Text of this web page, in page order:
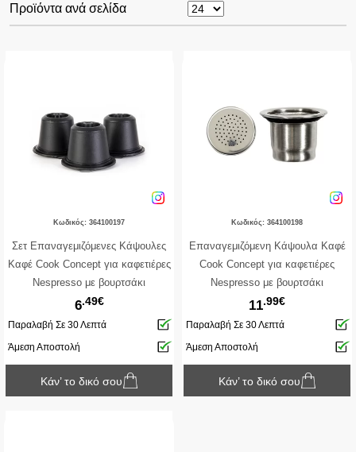
Προϊόντα ανά σελίδα
Κωδικός: 364100197
Σετ Επαναγεμιζόμενες Κάψουλες
Καφέ Cook Concept για καφετιέρες
Nespresso με βουρτσάκι
καθαρισμού και δοσομετρικό κουτάλι
- 5 τεμάχια
6.49€
Παραλαβή Σε 30 Λεπτά
Άμεση Αποστολή
Κάν’ το δικό σου
Κωδικός: 364100198
Επαναγεμιζόμενη Κάψουλα Καφέ
Cook Concept για καφετιέρες
Nespresso με βουρτσάκι
καθαρισμού και δοσομετρικό κουτάλι
11.99€
Παραλαβή Σε 30 Λεπτά
Άμεση Αποστολή
Κάν’ το δικό σου